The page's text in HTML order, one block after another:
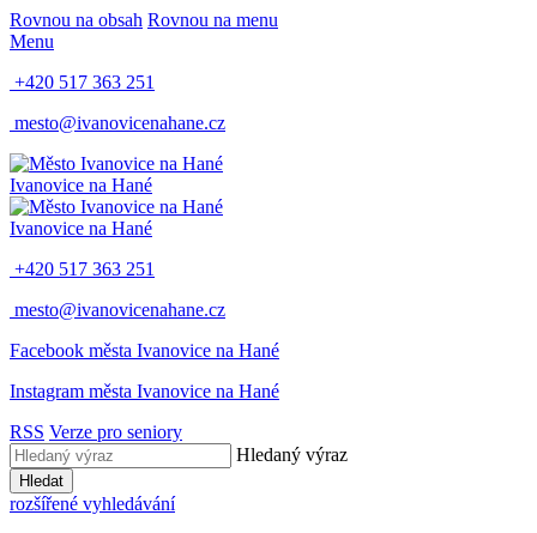
Rovnou na obsah Rovnou na menu
Menu
+420 517 363 251
mesto@ivanovicenahane.cz
Ivanovice na Hané
Ivanovice na Hané
+420 517 363 251
mesto@ivanovicenahane.cz
Facebook města Ivanovice na Hané
Instagram města Ivanovice na Hané
RSS Verze pro seniory
Hledaný výraz
Hledat
rozšířené vyhledávání